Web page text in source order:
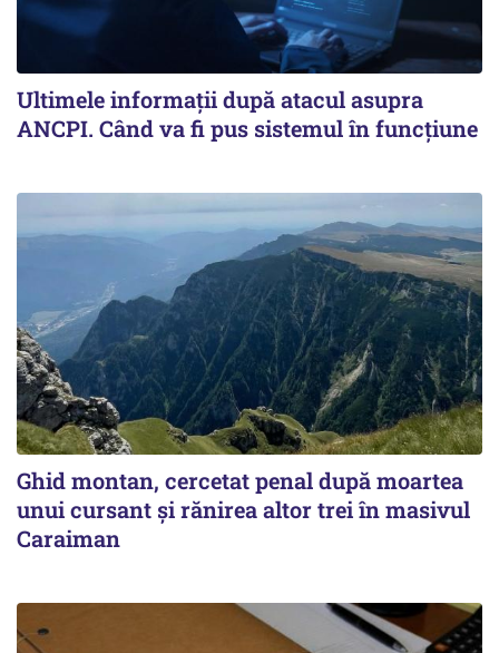
Ultimele informații după atacul asupra
ANCPI. Când va fi pus sistemul în funcțiune
Ghid montan, cercetat penal după moartea
unui cursant și rănirea altor trei în masivul
Caraiman